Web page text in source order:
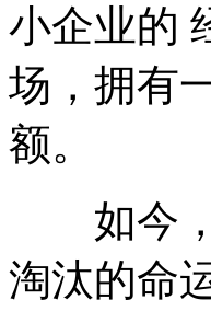
小企业的
场，拥有
额。
如今，
淘汰的命